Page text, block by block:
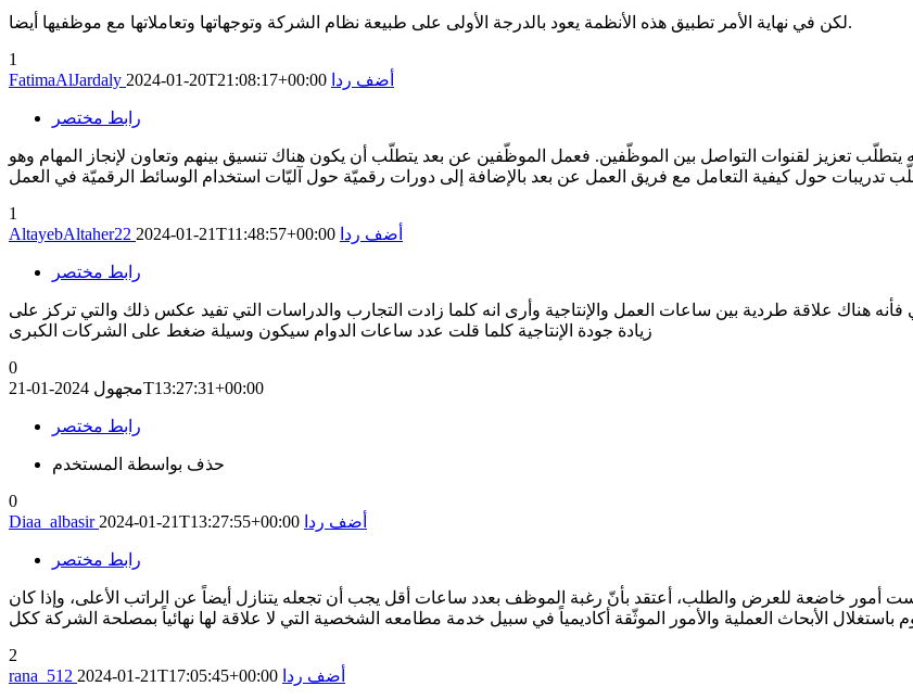
لكن في نهاية الأمر تطبيق هذه الأنظمة يعود بالدرجة الأولى على طبيعة نظام الشركة وتوجهاتها وتعاملاتها مع موظفيها أيضا.
1
FatimaAlJardaly 2024-01-20T21:08:17+00:00 أضف ردا
رابط مختصر
يتطلّب تعزيز لقنوات التواصل بين الموظّفين. فعمل الموظّفين عن بعد يتطلّب أن يكون هناك تنسيق بينهم وتعاون لإنجاز المهام وهو
1
AltayebAltaher22 2024-01-21T11:48:57+00:00 أضف ردا
رابط مختصر
هناك علاقة طردية بين ساعات العمل والإنتاجية وأرى انه كلما زادت التجارب والدراسات التي تفيد عكس ذلك والتي تركز على
زيادة جودة الإنتاجية كلما قلت عدد ساعات الدوام سيكون وسيلة ضغط على الشركات الكبرى
0
مجهول2024-01-21T13:27:31+00:00
رابط مختصر
حذف بواسطة المستخدم
0
Diaa_albasir 2024-01-21T13:27:55+00:00 أضف ردا
رابط مختصر
أمور خاضعة للعرض والطلب، أعتقد بأنّ رغبة الموظف بعدد ساعات أقل يجب أن تجعله يتنازل أيضاً عن الراتب الأعلى، وإذا كان
2
rana_512 2024-01-21T17:05:45+00:00 أضف ردا